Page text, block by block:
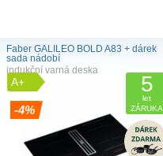
Faber GALILEO BOLD A83 + dárek
sada nádobí
indukční varná deska
A+
-4%
5
let
ZÁRUKA